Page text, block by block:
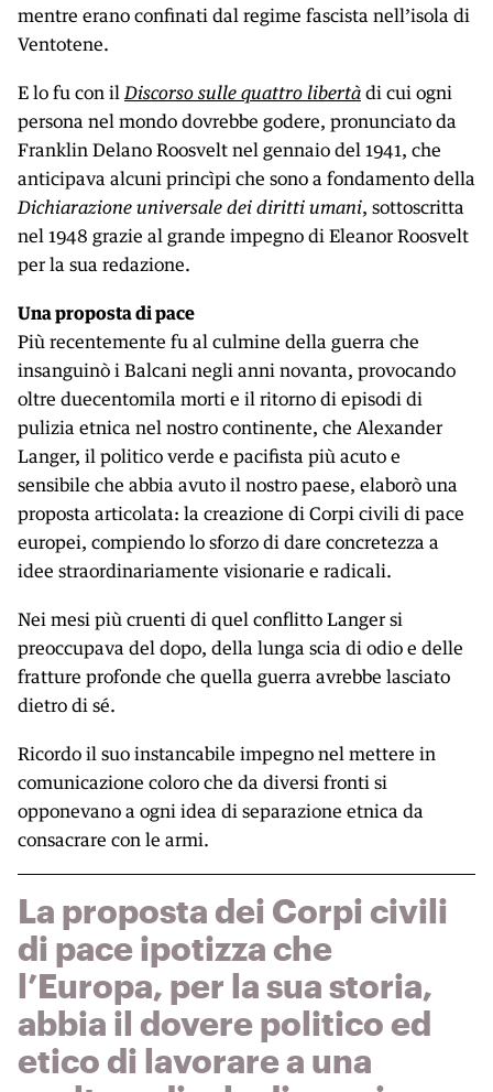
mentre erano confinati dal regime fascista nell’isola di
Ventotene.
E lo fu con ilDiscorso sulle quattro libertà di cui ogni
persona nel mondo dovrebbe godere, pronunciato da
Franklin Delano Roosvelt nel gennaio del 1941, che
anticipava alcuni princìpi che sono a fondamento della
Dichiarazione universale dei diritti umani, sottoscritta
nel 1948 grazie al grande impegno di Eleanor Roosvelt
per la sua redazione.
Una proposta di pace
Più recentemente fu al culmine della guerra che
insanguinò i Balcani negli anni novanta, provocando
oltre duecentomila morti e il ritorno di episodi di
pulizia etnica nel nostro continente, che Alexander
Langer, il politico verde e pacifista più acuto e
sensibile che abbia avuto il nostro paese, elaborò una
proposta articolata: la creazione di Corpi civili di pace
europei, compiendo lo sforzo di dare concretezza a
idee straordinariamente visionarie e radicali.
Nei mesi più cruenti di quel conflitto Langer si
preoccupava del dopo, della lunga scia di odio e delle
fratture profonde che quella guerra avrebbe lasciato
dietro di sé.
Ricordo il suo instancabile impegno nel mettere in
comunicazione coloro che da diversi fronti si
opponevano a ogni idea di separazione etnica da
consacrare con le armi.
La proposta dei Corpi civili
di pace ipotizza che
l’Europa, per la sua storia,
abbia il dovere politico ed
etico di lavorare a una